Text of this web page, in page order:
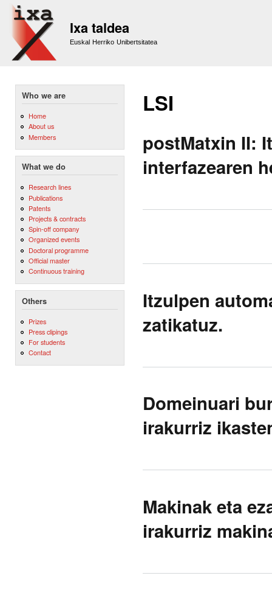
Ixa taldea
Euskal Herriko Unibertsitatea
Who we are
Home
About us
Members
What we do
Research lines
Publications
Patents
Projects & contracts
Spin-off company
Organized events
Doctoral programme
Official master
Continuous training
Others
Prizes
Press clipings
For students
Contact
LSI
postMatxin II:
interfazearen
Itzulpen
zatikatuz.
Domeinuari
irakurriz
Makinak eta
irakurriz